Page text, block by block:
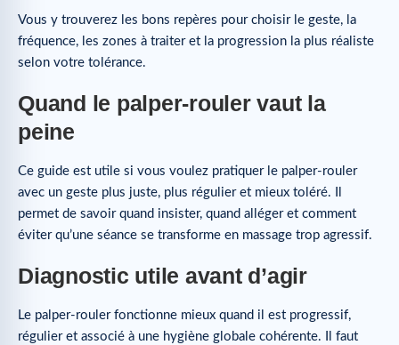
Vous y trouverez les bons repères pour choisir le geste, la
fréquence, les zones à traiter et la progression la plus réaliste
selon votre tolérance.
Quand le palper-rouler vaut la
peine
Ce guide est utile si vous voulez pratiquer le palper-rouler
avec un geste plus juste, plus régulier et mieux toléré. Il
permet de savoir quand insister, quand alléger et comment
éviter qu’une séance se transforme en massage trop agressif.
Diagnostic utile avant d’agir
Le palper-rouler fonctionne mieux quand il est progressif,
régulier et associé à une hygiène globale cohérente. Il faut